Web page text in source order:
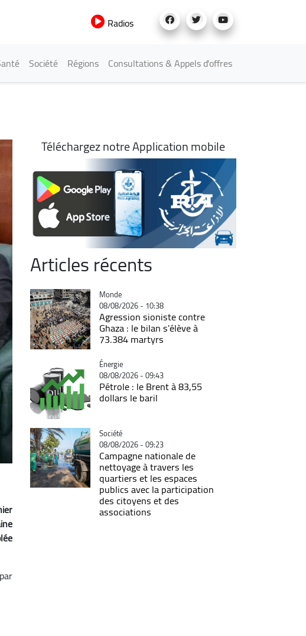
Radios
Société Régions Consultations & Appels d'offres
Téléchargez notre Application mobile
Articles récents
Catégorie
Monde
08/08/2026 - 10:38
Agression sioniste contre
Ghaza : le bilan s'élève à
73.384 martyrs
Catégorie
Énergie
08/08/2026 - 09:43
Pétrole : le Brent à 83,55
dollars le baril
Catégorie
Société
08/08/2026 - 09:23
Campagne nationale de
nettoyage à travers les
quartiers et les espaces
publics avec la participation
des citoyens et des
associations